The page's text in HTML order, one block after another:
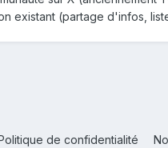
existant (partage d'infos,
de confidentialité